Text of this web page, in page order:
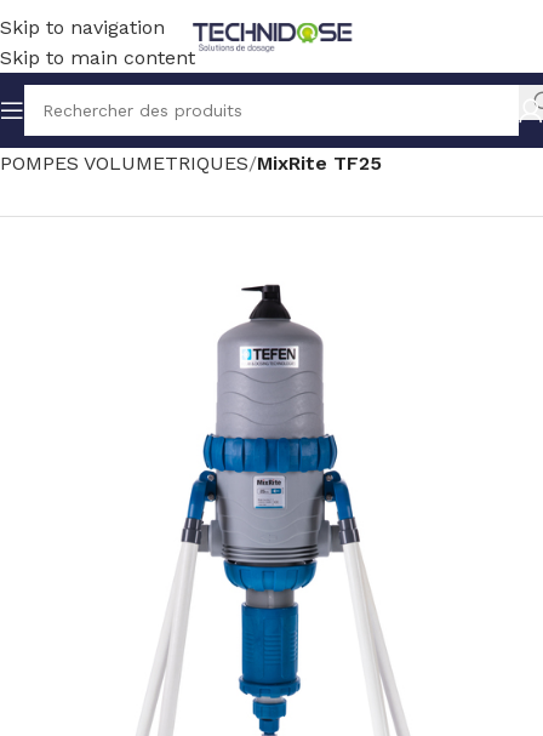
Skip to navigation
Skip to main content
Accueil TRAITEMENT EAU DOSAGE
POMPES VOLUMETRIQUES MixRite TF25